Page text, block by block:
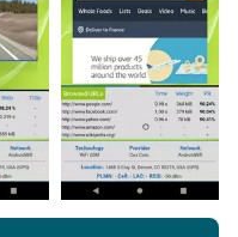
år blir de eldste
i måneden.
er det?